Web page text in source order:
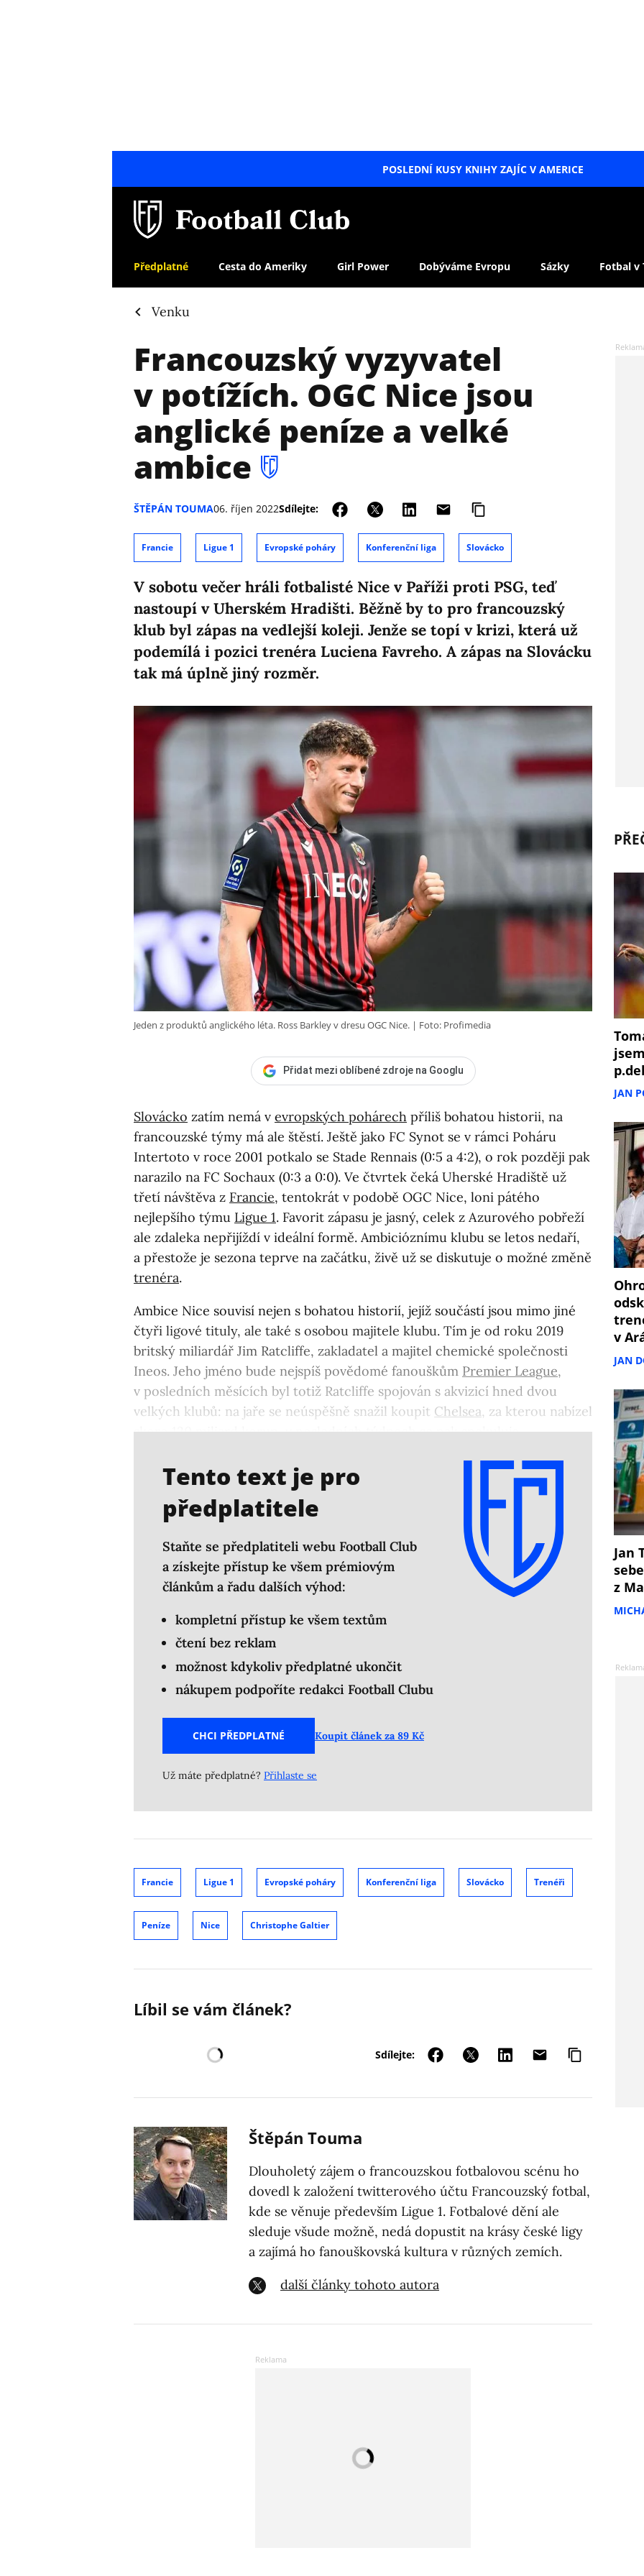
POSLEDNÍ KUSY KNIHY ZAJÍC V AMERICE
Předplatné Cesta do Ameriky Girl Power Dobýváme Evropu Sázky Fotbal v
Venku
Francouzský vyzyvatel
v potížích. OGC Nice jsou
anglické peníze a velké
ambice
ŠTĚPÁN TOUMA06. říjen 2022Sdílejte:
Francie Ligue 1 Evropské poháry Konferenční liga Slovácko
V sobotu večer hráli fotbalisté Nice v Paříži proti PSG, teď
nastoupí v Uherském Hradišti. Běžně by to pro francouzský
klub byl zápas na vedlejší koleji. Jenže se topí v krizi, která už
podemílá i pozici trenéra Luciena Favreho. A zápas na Slovácku
tak má úplně jiný rozměr.
Jeden z produktů anglického léta. Ross Barkley v dresu OGC Nice. Foto: Profimedia
Přidat mezi oblíbené zdroje na Googlu
Slovácko zatím nemá v evropských pohárech příliš bohatou historii, na
francouzské týmy má ale štěstí. Ještě jako FC Synot se v rámci Poháru
Intertoto v roce 2001 potkalo se Stade Rennais (0:5 a 4:2), o rok později pak
narazilo na FC Sochaux (0:3 a 0:0). Ve čtvrtek čeká Uherské Hradiště už
třetí návštěva z Francie, tentokrát v podobě OGC Nice, loni pátého
nejlepšího týmu Ligue 1. Favorit zápasu je jasný, celek z Azurového pobřeží
ale zdaleka nepřijíždí v ideální formě. Ambicióznímu klubu se letos nedaří,
a přestože je sezona teprve na začátku, živě už se diskutuje o možné změně
trenéra.
Ambice Nice souvisí nejen s bohatou historií, jejíž součástí jsou mimo jiné
čtyři ligové tituly, ale také s osobou majitele klubu. Tím je od roku 2019
britský miliardář Jim Ratcliffe, zakladatel a majitel chemické společnosti
Ineos. Jeho jméno bude nejspíš povědomé fanouškům Premier League,
v posledních měsících byl totiž Ratcliffe spojován s akvizicí hned dvou
velkých klubů: na jaře se neúspěšně snažil koupit Chelsea, za kterou nabízel
skoro 120 miliard korun, v posledních týdnech se pak spekuluje
Tento text je pro
předplatitele
Staňte se předplatiteli webu Football Club
a získejte přístup ke všem prémiovým
článkům a řadu dalších výhod:
kompletní přístup ke všem textům
čtení bez reklam
možnost kdykoliv předplatné ukončit
nákupem podpoříte redakci Football Clubu
CHCI PŘEDPLATNÉ Koupit článek za 89 Kč
Už máte předplatné? Přihlaste se
Francie Ligue 1 Evropské poháry Konferenční liga Slovácko Trenéři
Peníze Nice Christophe Galtier
Líbil se vám článek?
Sdílejte:
Štěpán Touma
Dlouholetý zájem o francouzskou fotbalovou scénu ho
dovedl k založení twitterového účtu Francouzský fotbal,
kde se věnuje především Ligue 1. Fotbalové dění ale
sleduje všude možně, nedá dopustit na krásy české ligy
a zajímá ho fanouškovská kultura v různých zemích.
další články tohoto autora
p.del
JAN
v
JAN
Jan
z